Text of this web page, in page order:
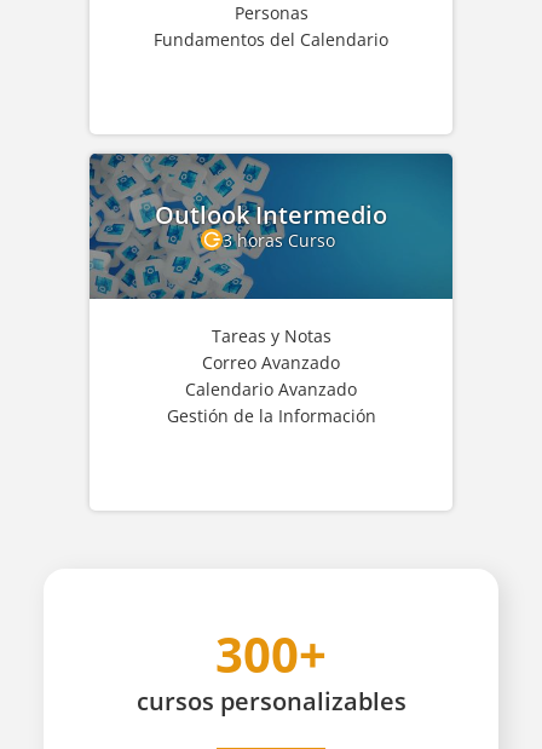
Personas
Fundamentos del Calendario
Outlook Intermedio
3 horas Curso
Tareas y Notas
Correo Avanzado
Calendario Avanzado
Gestión de la Información
300+
cursos personalizables